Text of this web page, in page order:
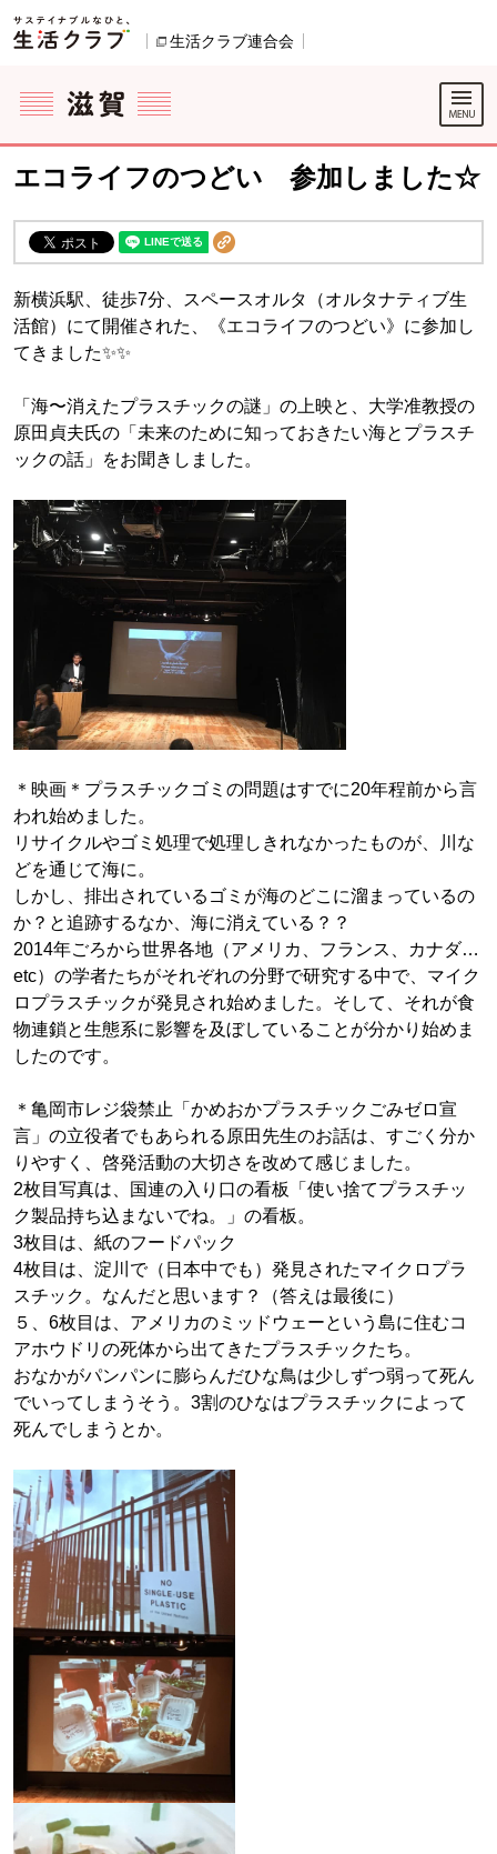
ページの先頭です。
生活クラブ連合会
ここからサイト内共通メニューです。
サイト内共通メニューをスキップする
エコライフのつどい 参加しました☆
新横浜駅、徒歩7分、スペースオルタ（オルタナティブ生
活館）にて開催された、《エコライフのつどい》に参加し
てきました✨✨
「海〜消えたプラスチックの謎」の上映と、大学准教授の
原田貞夫氏の「未来のために知っておきたい海とプラスチ
ックの話」をお聞きしました。
＊映画＊プラスチックゴミの問題はすでに20年程前から言
われ始めました。
リサイクルやゴミ処理で処理しきれなかったものが、川な
どを通じて海に。
しかし、排出されているゴミが海のどこに溜まっているの
か？と追跡するなか、海に消えている？？
2014年ごろから世界各地（アメリカ、フランス、カナダ…
etc）の学者たちがそれぞれの分野で研究する中で、マイク
ロプラスチックが発見され始めました。そして、それが食
物連鎖と生態系に影響を及ぼしていることが分かり始めま
したのです。
＊亀岡市レジ袋禁止「かめおかプラスチックごみゼロ宣
言」の立役者でもあられる原田先生のお話は、すごく分か
りやすく、啓発活動の大切さを改めて感じました。
2枚目写真は、国連の入り口の看板「使い捨てプラスチッ
ク製品持ち込まないでね。」の看板。
3枚目は、紙のフードパック
4枚目は、淀川で（日本中でも）発見されたマイクロプラ
スチック。なんだと思います？（答えは最後に）
５、6枚目は、アメリカのミッドウェーという島に住むコ
アホウドリの死体から出てきたプラスチックたち。
おなかがパンパンに膨らんだひな鳥は少しずつ弱って死ん
でいってしまうそう。3割のひなはプラスチックによって
死んでしまうとか。